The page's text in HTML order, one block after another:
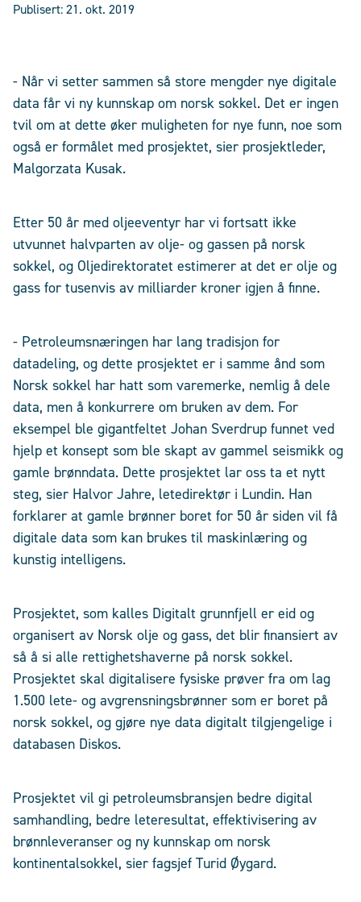
Publisert:21. okt. 2019
- Når vi setter sammen så store mengder nye digitale
data får vi ny kunnskap om norsk sokkel. Det er ingen
tvil om at dette øker muligheten for nye funn, noe som
også er formålet med prosjektet, sier prosjektleder,
Malgorzata Kusak.
Etter 50 år med oljeeventyr har vi fortsatt ikke
utvunnet halvparten av olje- og gassen på norsk
sokkel, og Oljedirektoratet estimerer at det er olje og
gass for tusenvis av milliarder kroner igjen å finne.
- Petroleumsnæringen har lang tradisjon for
datadeling, og dette prosjektet er i samme ånd som
Norsk sokkel har hatt som varemerke, nemlig å dele
data, men å konkurrere om bruken av dem. For
eksempel ble gigantfeltet Johan Sverdrup funnet ved
hjelp et konsept som ble skapt av gammel seismikk og
gamle brønndata. Dette prosjektet lar oss ta et nytt
steg, sier Halvor Jahre, letedirektør i Lundin. Han
forklarer at gamle brønner boret for 50 år siden vil få
digitale data som kan brukes til maskinlæring og
kunstig intelligens.
Prosjektet, som kalles Digitalt grunnfjell er eid og
organisert av Norsk olje og gass, det blir finansiert av
så å si alle rettighetshaverne på norsk sokkel.
Prosjektet skal digitalisere fysiske prøver fra om lag
1.500 lete- og avgrensningsbrønner som er boret på
norsk sokkel, og gjøre nye data digitalt tilgjengelige i
databasen Diskos.
Prosjektet vil gi petroleumsbransjen bedre digital
samhandling, bedre leteresultat, effektivisering av
brønnleveranser og ny kunnskap om norsk
kontinentalsokkel, sier fagsjef Turid Øygard.